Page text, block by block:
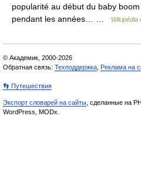
popularité au début du baby
pendant les années… …
Wikipédia
© Академик, 2000-2026
Обратная связь: Техподдержка Реклама на
👣 Путешествия
Экспорт словарей на сайты , сделанные на
WordPress, MODx.